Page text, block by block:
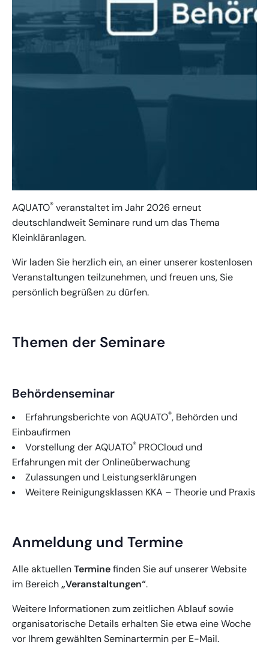
AQUATO® veranstaltet im Jahr 2026 erneut
deutschlandweit Seminare rund um das Thema
Kleinkläranlagen.
Wir laden Sie herzlich ein, an einer unserer kostenlosen
Veranstaltungen teilzunehmen, und freuen uns, Sie
persönlich begrüßen zu dürfen.
Themen der Seminare
Behördenseminar
Erfahrungsberichte von AQUATO®, Behörden und
Einbaufirmen
Vorstellung der AQUATO® PROCloud und
Erfahrungen mit der Onlineüberwachung
Zulassungen und Leistungserklärungen
Weitere Reinigungsklassen KKA – Theorie und Praxis
Anmeldung und Termine
Alle aktuellenTerminefinden Sie auf unserer Website
im Bereich„Veranstaltungen“.
Weitere Informationen zum zeitlichen Ablauf sowie
organisatorische Details erhalten Sie etwa eine Woche
vor Ihrem gewählten Seminartermin per E-Mail.